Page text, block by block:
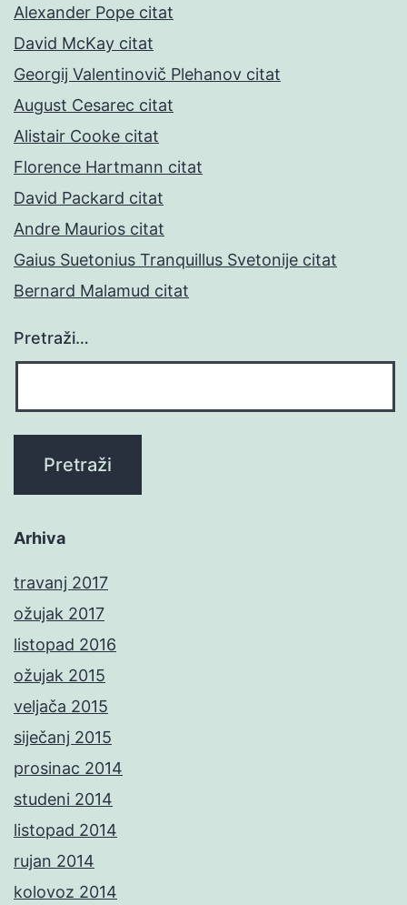
Alexander Pope citat
David McKay citat
Georgij Valentinovič Plehanov citat
August Cesarec citat
Alistair Cooke citat
Florence Hartmann citat
David Packard citat
Andre Maurios citat
Gaius Suetonius Tranquillus Svetonije citat
Bernard Malamud citat
Pretraži…
Arhiva
travanj 2017
ožujak 2017
listopad 2016
ožujak 2015
veljača 2015
siječanj 2015
prosinac 2014
studeni 2014
listopad 2014
rujan 2014
kolovoz 2014